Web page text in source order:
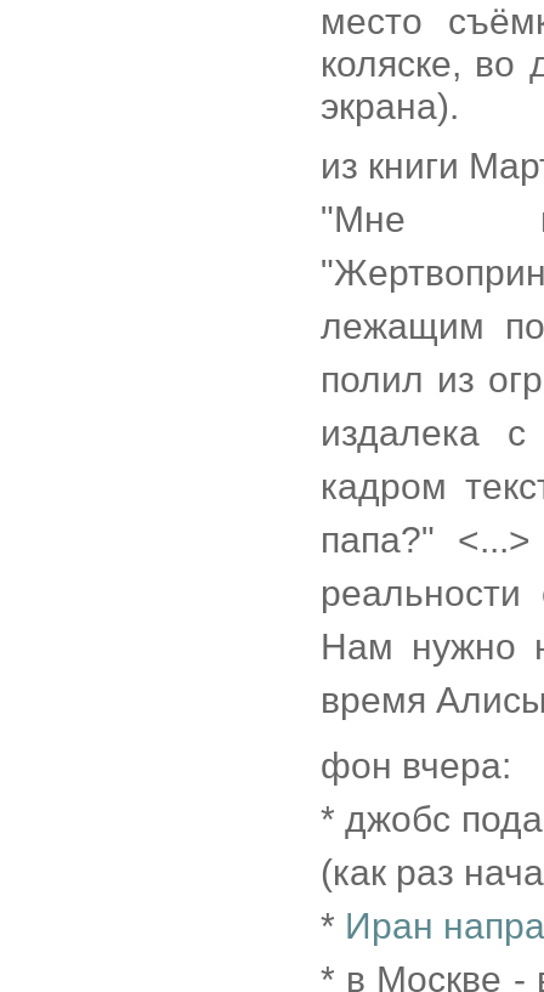
место
коляске, во
экрана).
из книги
"Мне
лежащим
полил из
издалека
кадром
папа?"
Нам нужно
время
фон вчера:
* джобс
(как раз
* Иран
* в Москве -